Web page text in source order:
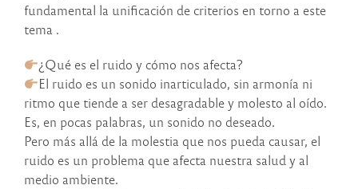
fundamental la unificación de criterios en torno a este
tema .
¿Qué es el ruido y cómo nos afecta?
El ruido es un sonido inarticulado, sin armonía ni
ritmo que tiende a ser desagradable y molesto al oído.
Es, en pocas palabras, un sonido no deseado.
Pero más allá de la molestia que nos pueda causar, el
ruido es un problema que afecta nuestra salud y al
medio ambiente.